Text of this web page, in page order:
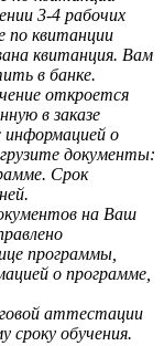
3-4 рабочих
по квитанции
квитанция. Вам
в банке.
откроется
в заказе
информацией о
документы:
Срок
на Ваш
программы,
о программе,
аттестации
сроку обучения.